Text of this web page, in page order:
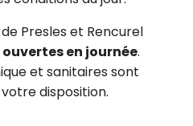
Presles et Rencurel
en journée.
et sanitaires sont
disposition.